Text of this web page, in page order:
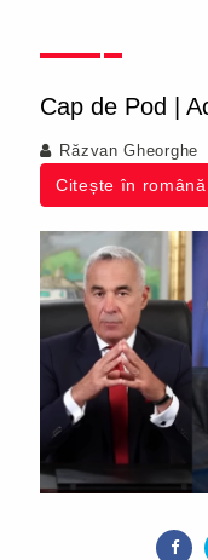
Cap de Pod
Răzvan Gheorghe
Citește în română